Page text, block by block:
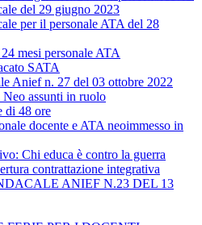
del 29 giugno 2023
per il personale ATA del 28
mesi personale ATA
SATA
Anief n. 27 del 03 ottobre 2022
assunti in ruolo
di 48 ore
docente e ATA neoimmesso in
Chi educa è contro la guerra
contrattazione integrativa
ANIEF N.23 DEL 13